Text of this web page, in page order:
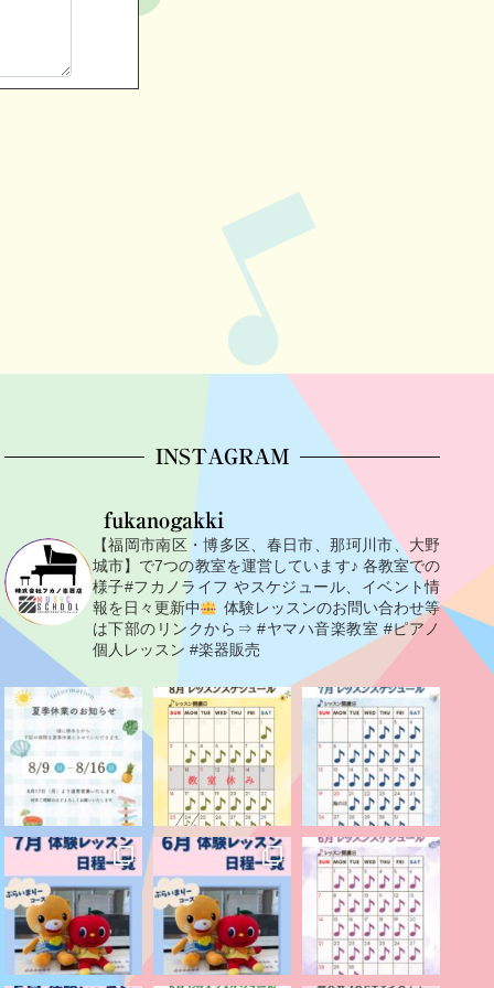
INSTAGRAM
fukanogakki
【福岡市南区・博多区、春日市、那珂川市、大野
城市】で7つの教室を運営しています♪ 各教室での
様子#フカノライフ やスケジュール、イベント情
報を日々更新中
体験レッスンのお問い合わせ等
は下部のリンクから⇒ #ヤマハ音楽教室 #ピアノ
個人レッスン #楽器販売